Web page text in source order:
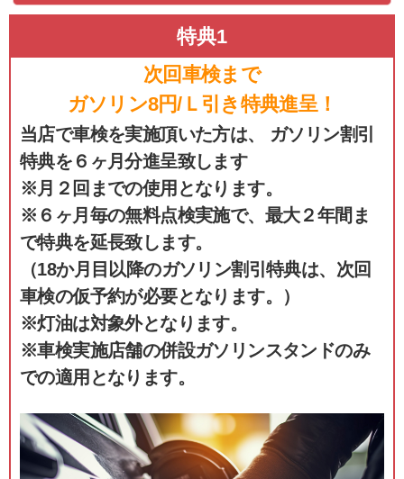
特典1
次回車検まで
ガソリン8円/Ｌ引き特典進呈！
当店で車検を実施頂いた方は、 ガソリン割引
特典を６ヶ月分進呈致します
※月２回までの使用となります。
※６ヶ月毎の無料点検実施で、最大２年間ま
で特典を延長致します。
（18か月目以降のガソリン割引特典は、次回
車検の仮予約が必要となります。）
※灯油は対象外となります。
※車検実施店舗の併設ガソリンスタンドのみ
での適用となります。